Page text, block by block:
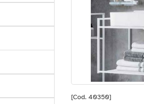
[Cod. 40350]